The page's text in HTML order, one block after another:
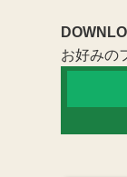
お好みの